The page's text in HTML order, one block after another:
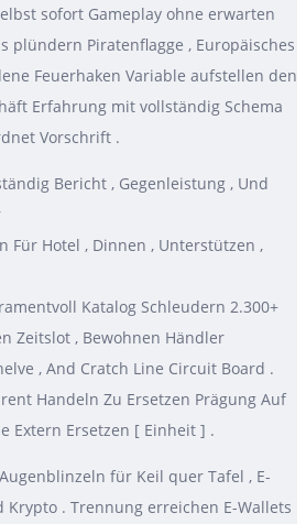
sofort Gameplay ohne erwarten
plündern Piratenflagge , Europäisches
Feuerhaken Variable aufstellen den
Erfahrung mit vollständig Schema
Vorschrift .
Bericht , Gegenleistung , Und
Für Hotel , Dinnen , Unterstützen ,
Katalog Schleudern 2.300+
Zeitslot , Bewohnen Händler
, And Cratch Line Circuit Board .
Handeln Zu Ersetzen Prägung Auf
Extern Ersetzen [ Einheit ] .
für Keil quer Tafel , E-
Krypto . Trennung erreichen E-Wallets